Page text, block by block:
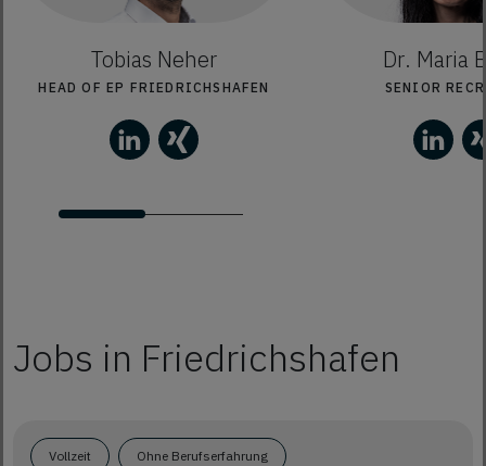
Tobias Neher
HEAD OF EP FRIEDRICHSHAFEN
Dr. Maria
SENIOR
Jobs in Friedrichshafen
Vollzeit Ohne Berufserfahrung